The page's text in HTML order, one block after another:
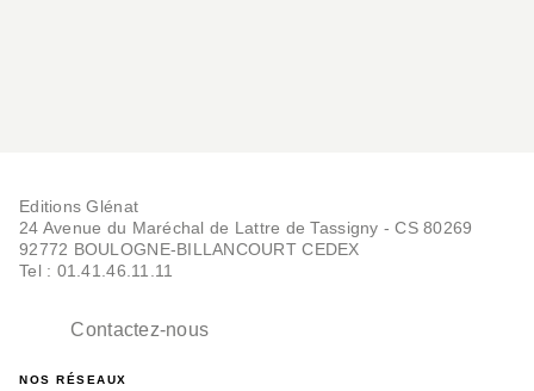
Editions Glénat
24 Avenue du Maréchal de Lattre de Tassigny - CS 80269
92772 BOULOGNE-BILLANCOURT CEDEX
Tel : 01.41.46.11.11
Contactez-nous
NOS RÉSEAUX